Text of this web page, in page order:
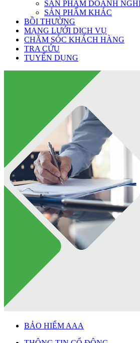
SẢN PHẨM DOANH
SẢN PHẨM KHÁC
BỒI THƯỜNG
MẠNG LƯỚI DỊCH VỤ
CHĂM SÓC KHÁCH HÀNG
TRA CỨU
TUYỂN DỤNG
BẢO HIỂM AAA